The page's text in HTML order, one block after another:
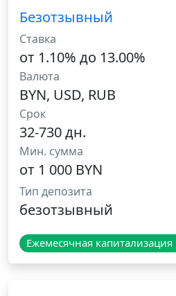
Безотзывный
Ставка
от 1.10% до 13.00%
Валюта
BYN, USD, RUB
Срок
32-730 дн.
Мин. сумма
от 1 000 BYN
Тип депозита
безотзывный
Ежемесячная